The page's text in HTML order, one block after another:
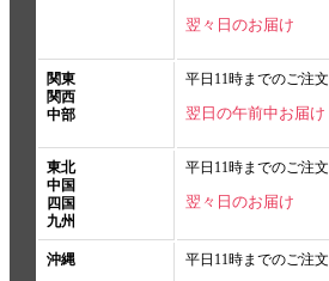
翌々日のお届け
関東
関西
中部
平日11時までのご注文
翌日の午前中お届け
東北
中国
四国
九州
平日11時までのご注文
翌々日のお届け
沖縄 平日11時までのご注文